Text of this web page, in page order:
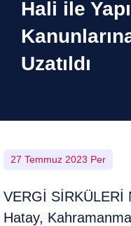
Hali ile
Uzatıldı
27 Temmuz 2023 Per
VERGİ SİRKÜLERİ
Hatay,